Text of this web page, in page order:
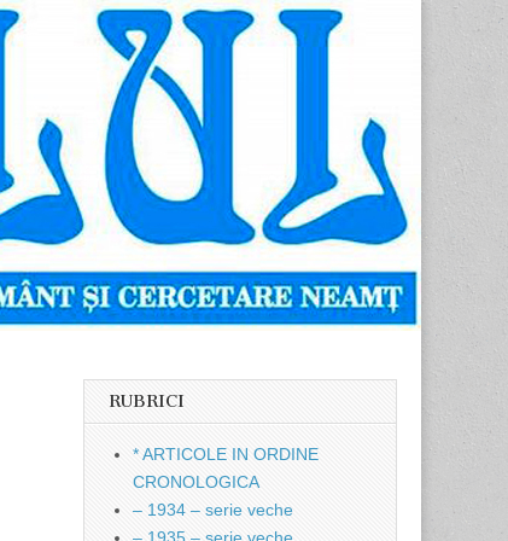
RUBRICI
* ARTICOLE IN ORDINE
CRONOLOGICA
– 1934 – serie veche